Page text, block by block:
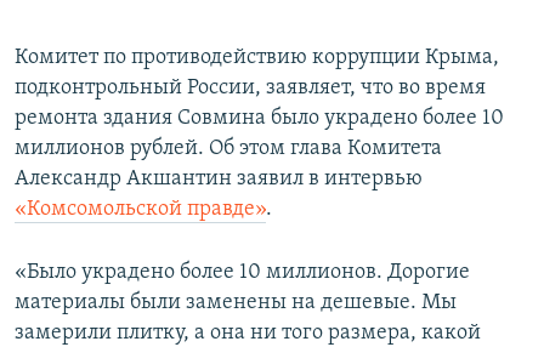
Комитет по противодействию коррупции Крыма,
подконтрольный России, заявляет, что во время
ремонта здания Совмина было украдено более 10
миллионов рублей. Об этом глава Комитета
Александр Акшантин заявил в интервью
«Комсомольской правде».
«Было украдено более 10 миллионов. Дорогие
материалы были заменены на дешевые. Мы
замерили плитку, а она ни того размера, какой